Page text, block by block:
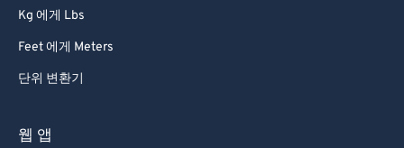
Kg 에게 Lbs
Feet 에게 Meters
단위 변환기
웹 앱